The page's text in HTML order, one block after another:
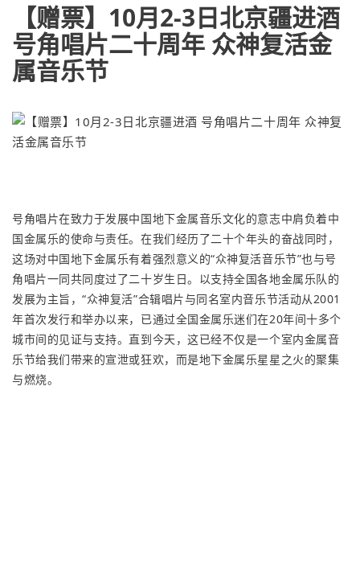
【赠票】10月2-3日北京疆进酒
号角唱片二十周年 众神复活金
属音乐节
号角唱片在致力于发展中国地下金属音乐文化的意志中肩负着中
国金属乐的使命与责任。在我们经历了二十个年头的奋战同时，
这场对中国地下金属乐有着强烈意义的“众神复活音乐节”也与号
角唱片一同共同度过了二十岁生日。以支持全国各地金属乐队的
发展为主旨，“众神复活”合辑唱片与同名室内音乐节活动从2001
年首次发行和举办以来，已通过全国金属乐迷们在20年间十多个
城市间的见证与支持。直到今天，这已经不仅是一个室内金属音
乐节给我们带来的宣泄或狂欢，而是地下金属乐星星之火的聚集
与燃烧。